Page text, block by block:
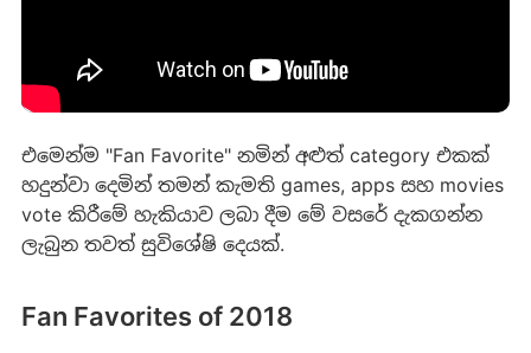
එමෙන්ම "Fan Favorite" නමින් අළුත් category එකක්
හදුන්වා දෙමින් තමන් කැමති games, apps සහ movies
vote කිරීමේ හැකියාව ලබා දීම මේ වසරේ දැකගන්න
ලැබුන තවත් සුවිශේෂි දෙයක්.
Fan Favorites of 2018